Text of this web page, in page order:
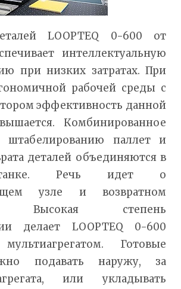
LOOPTEQ 0-600 от
интеллектуальную
при низких затратах. При
рабочей среды с
эффективность данной
Комбинированное
паллет и
деталей объединяются в
Речь идет о
узле и возвратном
Высокая степень
делает LOOPTEQ 0-600
Готовые
подавать наружу, за
или укладывать